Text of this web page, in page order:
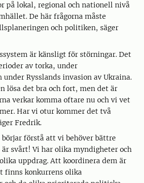
på lokal, regional och nationell nivå
De här frågorna måste
och politiken, säger
är känsligt för störningar. Det
av torka, under
under Rysslands invasion av Ukraina.
lösa det bra och fort, men det är
verkar komma oftare nu och vi vet
Har vi otur kommer det två
Fredrik.
förstå att vi behöver bättre
svårt! Vi har olika myndigheter och
uppdrag. Att koordinera dem är
finns konkurrens olika